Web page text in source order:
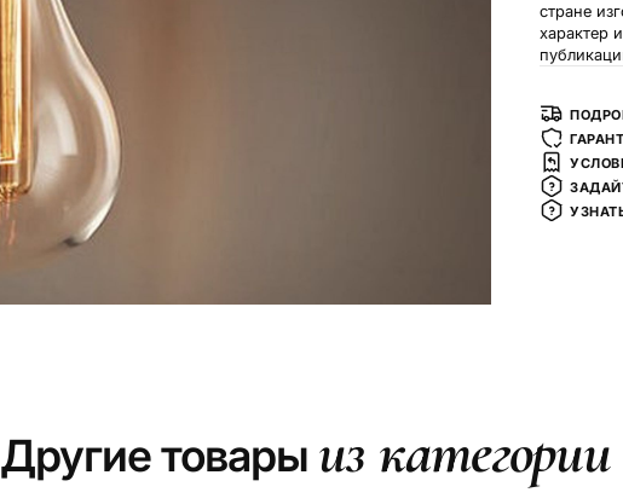
стране
характер
Другие товары из